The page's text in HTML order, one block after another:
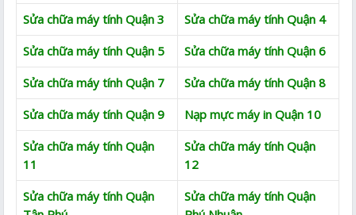
Sửa chữa máy tính Quận 3
Sửa chữa máy tính Quận 4
Sửa chữa máy tính Quận 5
Sửa chữa máy tính Quận 6
Sửa chữa máy tính Quận 7
Sửa chữa máy tính Quận 8
Sửa chữa máy tính Quận 9
Nạp mực máy in Quận 10
Sửa chữa máy tính Quận
11
Sửa chữa máy tính Quận
12
Sửa chữa máy tính Quận
Sửa chữa máy tính Quận